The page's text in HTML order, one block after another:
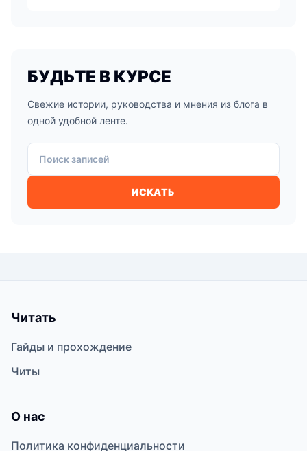
БУДЬТЕ В КУРСЕ
Свежие истории, руководства и мнения из блога в
одной удобной ленте.
Поиск записей
ИСКАТЬ
Читать
Гайды и прохождение
Читы
О нас
Политика конфиденциальности